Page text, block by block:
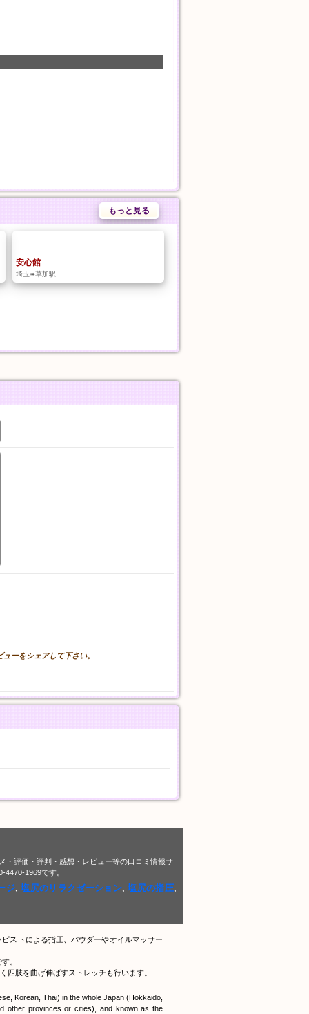
もっと見る
安心館
埼玉➠草加駅
ーをシェアして下さい。
・評価・評判・感想・レビュー等の口コミ情報サ
1969です。
ジ,塩尻のリラクゼーション,塩尻の指圧,
ストによる指圧、パウダーやオイルマッサー
。
四肢を曲げ伸ばすストレッチも行います。
Korean, Thai) in the whole Japan (Hokkaido,
other provinces or cities), and known as the